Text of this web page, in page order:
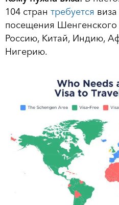
104 стран требуется
посещения Шенгенского
Россию, Китай, Индию,
Нигерию.